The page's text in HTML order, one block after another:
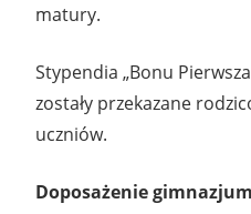
matury.
Stypendia „Bonu
zostały przekazane
uczniów.
Doposażenie gimnazjum